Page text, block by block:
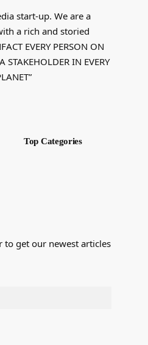
start-up. We are a
a rich and storied
EVERY PERSON ON
STAKEHOLDER IN EVERY
Top Categories
to get our newest articles